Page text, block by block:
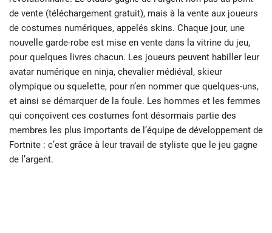
de vente (téléchargement gratuit), mais à la vente aux joueurs
de costumes numériques, appelés skins. Chaque jour, une
nouvelle garde-robe est mise en vente dans la vitrine du jeu,
pour quelques livres chacun. Les joueurs peuvent habiller leur
avatar numérique en ninja, chevalier médiéval, skieur
olympique ou squelette, pour n’en nommer que quelques-uns,
et ainsi se démarquer de la foule. Les hommes et les femmes
qui conçoivent ces costumes font désormais partie des
membres les plus importants de l’équipe de développement de
Fortnite : c’est grâce à leur travail de styliste que le jeu gagne
de l’argent.